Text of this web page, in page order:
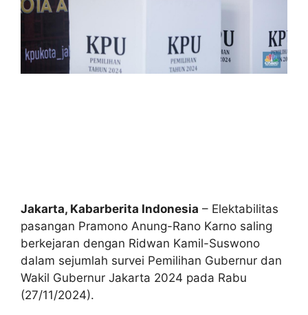
Jakarta, Kabarberita Indonesia – Elektabilitas
pasangan Pramono Anung-Rano Karno saling
berkejaran dengan Ridwan Kamil-Suswono
dalam sejumlah survei Pemilihan Gubernur dan
Wakil Gubernur Jakarta 2024 pada Rabu
(27/11/2024).